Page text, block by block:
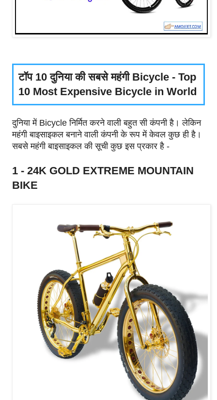
टॉप 10 दुनिया की सबसे महंगी Bicycle - Top
10 Most Expensive Bicycle in World
दुनिया में Bicycle निर्मित करने वाली बहुत सी कंपनी है। लेकिन
महंगी बाइसाइकल बनाने वाली कंपनी के रूप में केवल कुछ ही है।
सबसे महंगी बाइसाइकल की सूची कुछ इस प्रकार है -
1 - 24K GOLD EXTREME MOUNTAIN
BIKE